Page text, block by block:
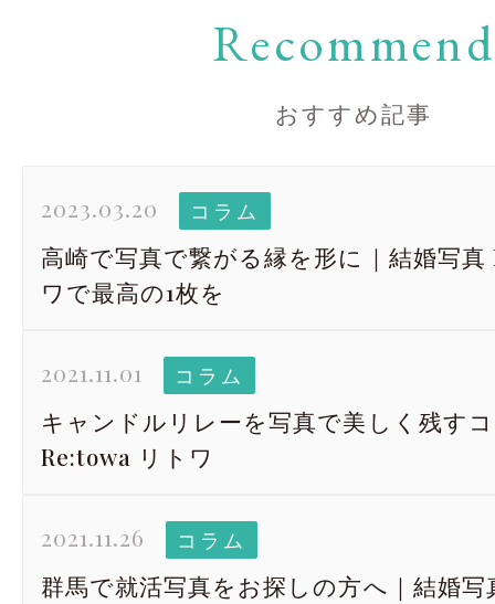
Recommend
おすすめ記事
2023.03.20 コラム
高崎で写真で繋がる縁を形に｜結婚写
ワで最高の1枚を
2021.11.01 コラム
キャンドルリレーを写真で美しく残す
Re:towa リトワ
2021.11.26 コラム
群馬で就活写真をお探しの方へ｜結婚